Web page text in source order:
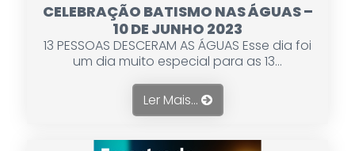
CELEBRAÇÃO BATISMO NAS ÁGUAS –
10 DE JUNHO 2023
13 PESSOAS DESCERAM AS ÁGUAS Esse dia foi
um dia muito especial para as 13...
Ler Mais...